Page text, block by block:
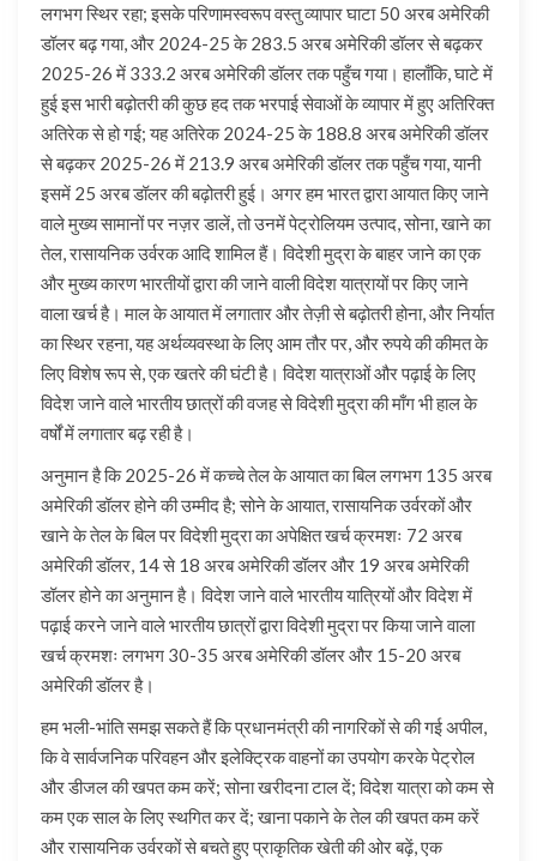
लगभग स्थिर रहा; इसके परिणामस्वरूप वस्तु व्यापार घाटा 50 अरब अमेरिकी
डॉलर बढ़ गया, और 2024-25 के 283.5 अरब अमेरिकी डॉलर से बढ़कर
2025-26 में 333.2 अरब अमेरिकी डॉलर तक पहुँच गया। हालाँकि, घाटे में
हुई इस भारी बढ़ोतरी की कुछ हद तक भरपाई सेवाओं के व्यापार में हुए अतिरिक्त
अतिरेक से हो गई; यह अतिरेक 2024-25 के 188.8 अरब अमेरिकी डॉलर
से बढ़कर 2025-26 में 213.9 अरब अमेरिकी डॉलर तक पहुँच गया, यानी
इसमें 25 अरब डॉलर की बढ़ोतरी हुई। अगर हम भारत द्वारा आयात किए जाने
वाले मुख्य सामानों पर नज़र डालें, तो उनमें पेट्रोलियम उत्पाद, सोना, खाने का
तेल, रासायनिक उर्वरक आदि शामिल हैं। विदेशी मुद्रा के बाहर जाने का एक
और मुख्य कारण भारतीयों द्वारा की जाने वाली विदेश यात्रायों पर किए जाने
वाला खर्च है। माल के आयात में लगातार और तेज़ी से बढ़ोतरी होना, और निर्यात
का स्थिर रहना, यह अर्थव्यवस्था के लिए आम तौर पर, और रुपये की कीमत के
लिए विशेष रूप से, एक खतरे की घंटी है। विदेश यात्राओं और पढ़ाई के लिए
विदेश जाने वाले भारतीय छात्रों की वजह से विदेशी मुद्रा की माँग भी हाल के
वर्षों में लगातार बढ़ रही है।
अनुमान है कि 2025-26 में कच्चे तेल के आयात का बिल लगभग 135 अरब
अमेरिकी डॉलर होने की उम्मीद है; सोने के आयात, रासायनिक उर्वरकों और
खाने के तेल के बिल पर विदेशी मुद्रा का अपेक्षित खर्च क्रमशः 72 अरब
अमेरिकी डॉलर, 14 से 18 अरब अमेरिकी डॉलर और 19 अरब अमेरिकी
डॉलर होने का अनुमान है। विदेश जाने वाले भारतीय यात्रियों और विदेश में
पढ़ाई करने जाने वाले भारतीय छात्रों द्वारा विदेशी मुद्रा पर किया जाने वाला
खर्च क्रमशः लगभग 30-35 अरब अमेरिकी डॉलर और 15-20 अरब
अमेरिकी डॉलर है।
हम भली-भांति समझ सकते हैं कि प्रधानमंत्री की नागरिकों से की गई अपील,
कि वे सार्वजनिक परिवहन और इलेक्ट्रिक वाहनों का उपयोग करके पेट्रोल
और डीजल की खपत कम करें; सोना खरीदना टाल दें; विदेश यात्रा को कम से
कम एक साल के लिए स्थगित कर दें; खाना पकाने के तेल की खपत कम करें
और रासायनिक उर्वरकों से बचते हुए प्राकृतिक खेती की ओर बढ़ें, एक